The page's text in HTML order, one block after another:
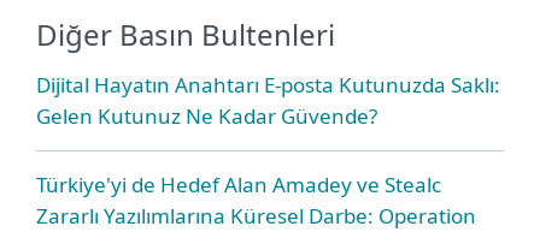
Diğer Basın Bultenleri
Dijital Hayatın Anahtarı E-posta Kutunuzda Saklı:
Gelen Kutunuz Ne Kadar Güvende?
Türkiye'yi de Hedef Alan Amadey ve Stealc
Zararlı Yazılımlarına Küresel Darbe: Operation